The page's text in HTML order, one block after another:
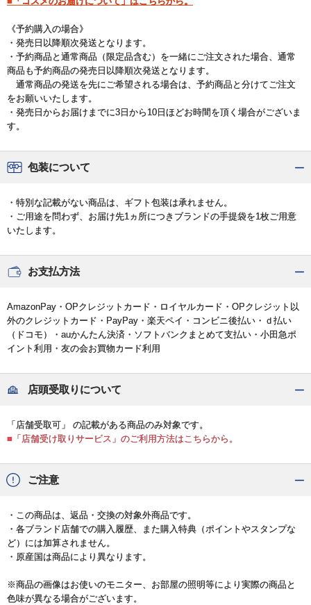
《予約購入の場合》
・発売日以降順次発送となります。
・予約商品と通常商品（限定品含む）を一緒にご注文された場合、通常
商品も予約商品の発売日以降順次発送となります。
通常商品の発送を先にご希望される場合は、予約商品と分けてご注文
をお願いいたします。
・発売日からお届けまでに3日から10日ほどお時間を頂く場合がございま
す。
包装について
・特別な記載がない商品は、ギフト包装は承れません。
・ご用途を問わず、お届け先1ヵ所につきブランドの手提袋を1枚ご用意
いたします。
お支払方法
AmazonPay・OPクレジットカード・ロイヤルカード・OPクレジット以
外のクレジットカード・PayPay・楽天ペイ・コンビニ後払い・ｄ払い
（ドコモ）・auかんたん決済・ソフトバンクまとめて支払い・小田急ポ
イント利用・友の会お買物カード利用
店頭受取りについて
「店舗受取可」 の記載がある商品のみ対象です。
■「店舗受け取りサービス」のご利用方法はこちらから。
ご注意
・この商品は、返品・交換の対象外商品です。
・各ブランド店舗での購入履歴、また購入特典（ポイントやスタンプな
ど）には加算されません。
・原産国は商品により異なります。
※商品の画像はお使いのモニター、お部屋の照明等により実際の商品と
色味が異なる場合がございます。